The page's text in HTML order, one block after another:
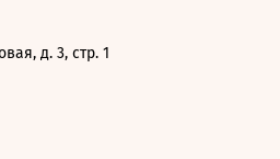
д. 3, стр. 1